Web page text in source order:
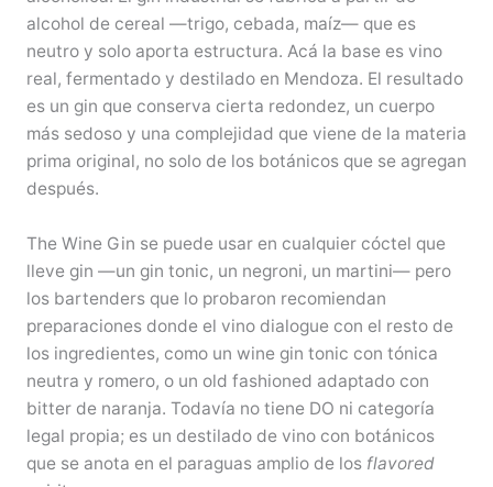
alcohol de cereal —trigo, cebada, maíz— que es
neutro y solo aporta estructura. Acá la base es vino
real, fermentado y destilado en Mendoza. El resultado
es un gin que conserva cierta redondez, un cuerpo
más sedoso y una complejidad que viene de la materia
prima original, no solo de los botánicos que se agregan
después.
The Wine Gin se puede usar en cualquier cóctel que
lleve gin —un gin tonic, un negroni, un martini— pero
los bartenders que lo probaron recomiendan
preparaciones donde el vino dialogue con el resto de
los ingredientes, como un wine gin tonic con tónica
neutra y romero, o un old fashioned adaptado con
bitter de naranja. Todavía no tiene DO ni categoría
legal propia; es un destilado de vino con botánicos
que se anota en el paraguas amplio de los flavored